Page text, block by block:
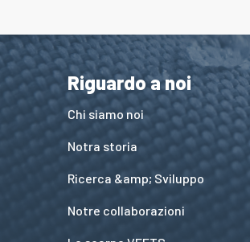
Riguardo a noi
Chi siamo noi
Notra storia
Ricerca &amp; Sviluppo
Notre collaborazioni